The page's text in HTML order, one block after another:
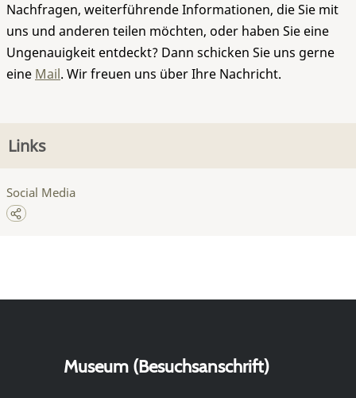
Nachfragen, weiterführende Informationen, die Sie mit
uns und anderen teilen möchten, oder haben Sie eine
Ungenauigkeit entdeckt? Dann schicken Sie uns gerne
eine Mail. Wir freuen uns über Ihre Nachricht.
Links
Social Media
Museum (Besuchsanschrift)